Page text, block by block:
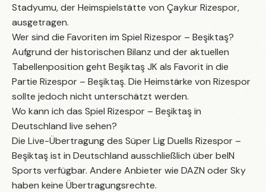
Stadyumu, der Heimspielstätte von Çaykur Rizespor,
ausgetragen.
Wer sind die Favoriten im Spiel Rizespor – Beşiktaş?
Aufgrund der historischen Bilanz und der aktuellen
Tabellenposition geht Beşiktaş JK als Favorit in die
Partie Rizespor – Beşiktaş. Die Heimstärke von Rizespor
sollte jedoch nicht unterschätzt werden.
Wo kann ich das Spiel Rizespor – Beşiktaş in
Deutschland live sehen?
Die Live-Übertragung des Süper Lig Duells Rizespor –
Beşiktaş ist in Deutschland ausschließlich über beIN
Sports verfügbar. Andere Anbieter wie DAZN oder Sky
haben keine Übertragungsrechte.